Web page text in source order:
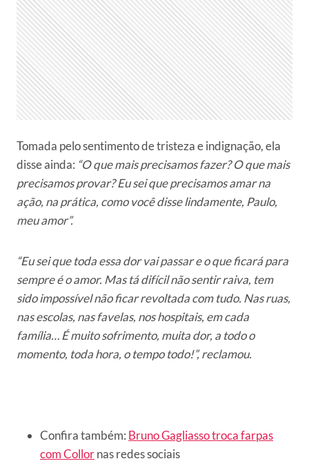
Tomada pelo sentimento de tristeza e indignação, ela
disse ainda: “O que mais precisamos fazer? O que mais
precisamos provar? Eu sei que precisamos amar na
ação, na prática, como você disse lindamente, Paulo,
meu amor”.
“Eu sei que toda essa dor vai passar e o que ficará para
sempre é o amor. Mas tá difícil não sentir raiva, tem
sido impossível não ficar revoltada com tudo. Nas ruas,
nas escolas, nas favelas, nos hospitais, em cada
família… É muito sofrimento, muita dor, a todo o
momento, toda hora, o tempo todo!”, reclamou.
Confira também: Bruno Gagliasso troca farpas
com Collornas redes sociais